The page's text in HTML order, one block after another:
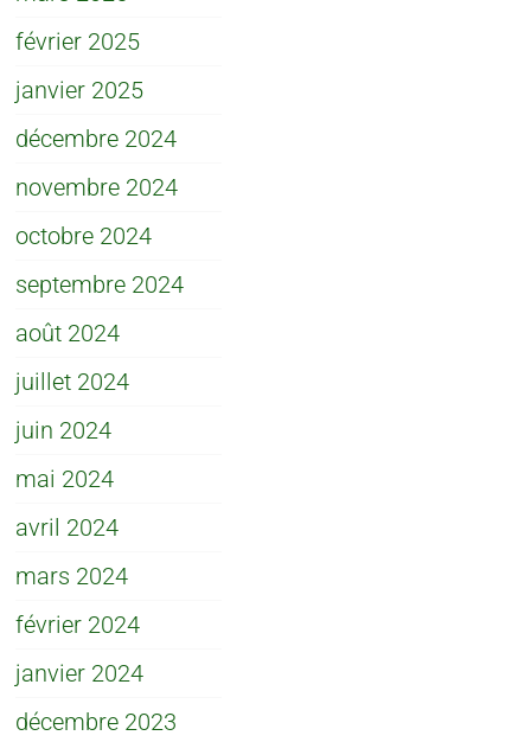
février 2025
janvier 2025
décembre 2024
novembre 2024
octobre 2024
septembre 2024
août 2024
juillet 2024
juin 2024
mai 2024
avril 2024
mars 2024
février 2024
janvier 2024
décembre 2023